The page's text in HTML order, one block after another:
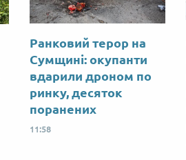
Ранковий терор на
Сумщині: окупанти
вдарили дроном по
ринку, десяток
поранених
11:58